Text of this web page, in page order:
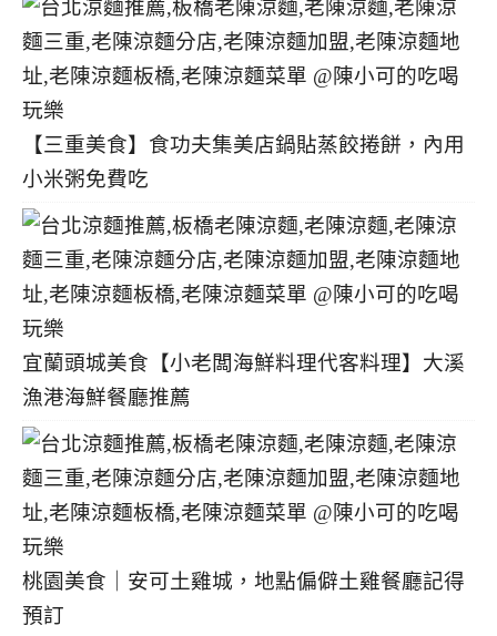
【三重美食】食功夫集美店鍋貼蒸餃捲餅，內用
小米粥免費吃
宜蘭頭城美食【小老闆海鮮料理代客料理】大溪
漁港海鮮餐廳推薦
桃園美食｜安可土雞城，地點偏僻土雞餐廳記得
預訂